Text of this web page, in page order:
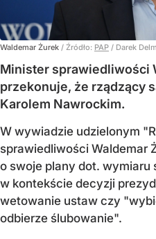
Waldemar Żurek / Źródło: PAP / Darek
Minister sprawiedliwości
przekonuje, że rządzący
Karolem Nawrockim.
W wywiadzie udzielonym
sprawiedliwości Waldemar
o swoje plany dot. wymiaru
w kontekście decyzji
wetowanie ustaw czy
odbierze ślubowanie".